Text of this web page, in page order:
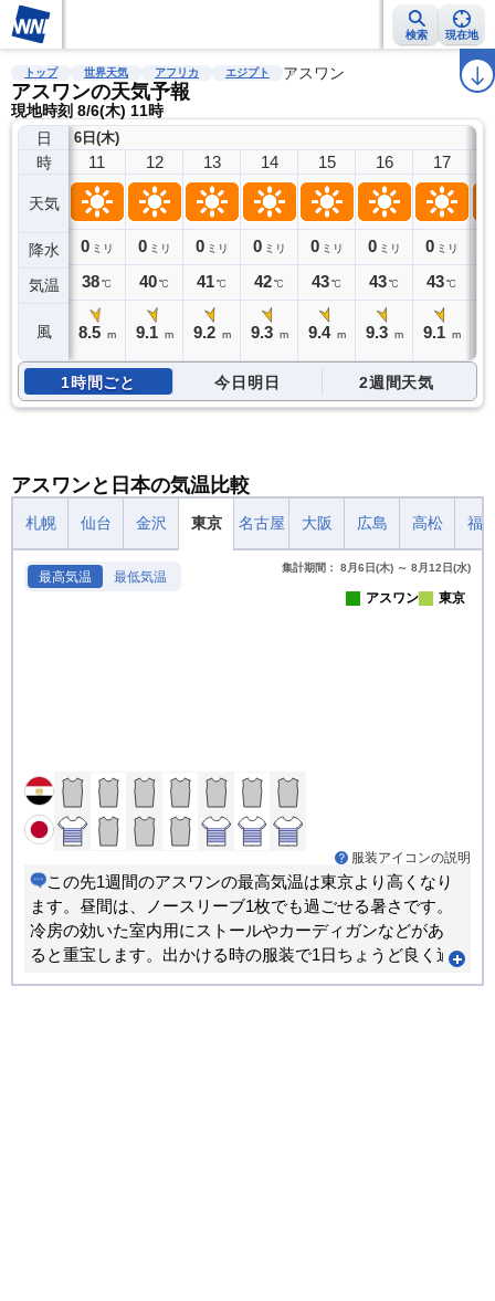
検索 現在地
雨雲レーダー 台風情報 地震情報 警報・注意報 ラ
トップ 世界天気 アフリカ エジプト アスワン
アスワンの天気予報
現地時刻 8/6(木) 11時
日
時
天気
降水
気温
風
6日(木)
11
0 ミリ
38℃
8.5 m
12
0 ミリ
40℃
9.1 m
13
0 ミリ
41℃
9.2 m
14
0 ミリ
42℃
9.3 m
15
0 ミリ
43℃
9.4 m
16
0 ミリ
43℃
9.3 m
17
0 ミリ
43℃
9.1 m
1時間ごと 今日明日 2週間天気
アスワンと日本の気温比較
札幌 仙台 金沢 東京 名古屋 大阪 広島 高松 福
最高気温 最低気温
集計期間： 8月6日(木) ～ 8月12日(水)
アスワン 東京
服装アイコンの説明
この先1週間のアスワンの最高気温は東京より高くなり
ます。昼間は、ノースリーブ1枚でも過ごせる暑さです。
冷房の効いた室内用にストールやカーディガンなどがあ
ると重宝します。出かける時の服装で1日ちょうど良く過